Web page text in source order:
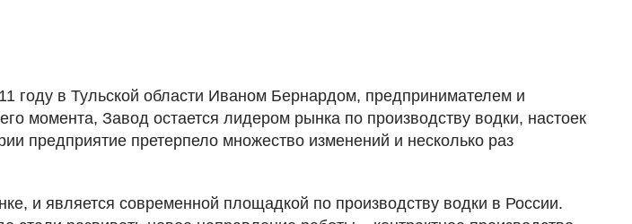
году в Тульской области Иваном Бернардом, предпринимателем и
момента, Завод остается лидером рынка по производству водки, настоек
предприятие претерпело множество изменений и несколько раз
и является современной площадкой по производству водки в России.